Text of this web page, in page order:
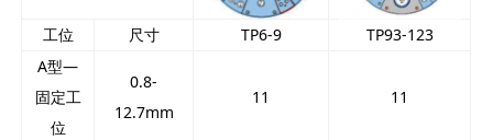
工位 尺寸 TP6-9
TP93-123
A型—
固定工
位
0.8-
12.7mm
11 11